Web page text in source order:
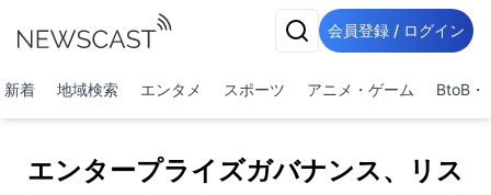
会員登録 / ログイン
新着 地域検索 エンタメ スポーツ アニメ・ゲーム BtoB・
エンタープライズガバナンス、リス